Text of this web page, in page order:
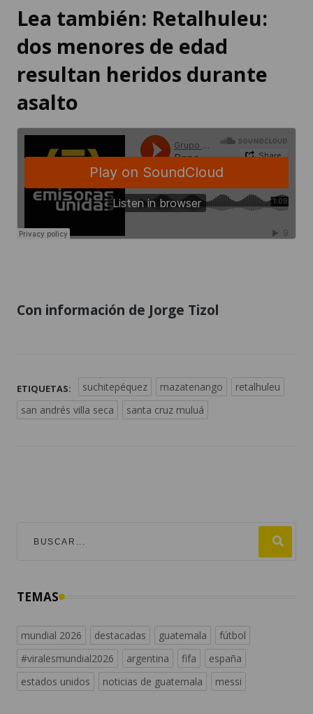
Lea también: Retalhuleu:
dos menores de edad
resultan heridos durante
asalto
Con información de Jorge Tizol
ETIQUETAS: suchitepéquez mazatenango
retalhuleu
san andrés villa seca
santa cruz muluá
TEMAS
mundial 2026 destacadas guatemala
fútbol
#viralesmundial2026
argentina fifa
españa
estados unidos
noticias de guatemala messi